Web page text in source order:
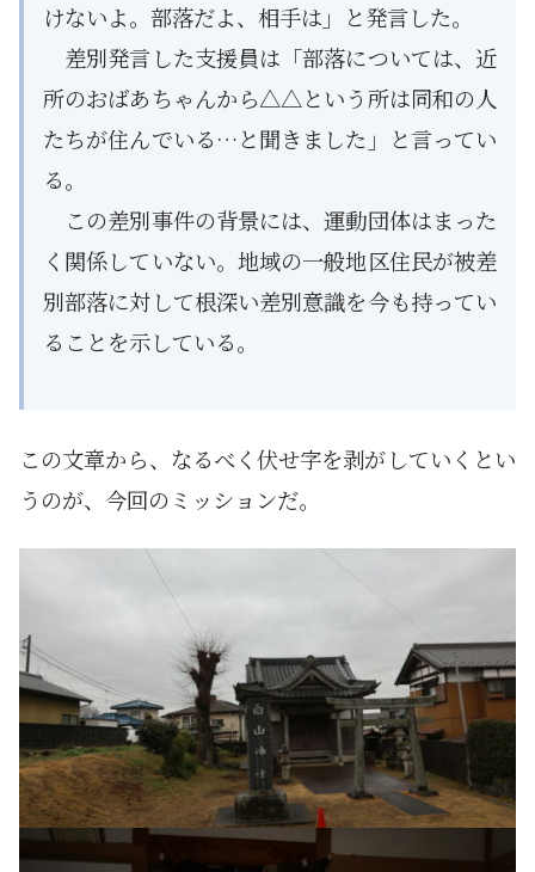
けないよ。部落だよ、相手は」と発言した。
差別発言した支援員は「部落については、近
所のおばあちゃんから△△という所は同和の人
たちが住んでいる…と聞きました」と言ってい
る。
この差別事件の背景には、運動団体はまった
く関係していない。地域の一般地区住民が被差
別部落に対して根深い差別意識を今も持ってい
ることを示している。
この文章から、なるべく伏せ字を剥がしていくとい
うのが、今回のミッションだ。